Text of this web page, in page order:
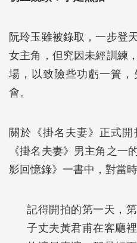
阮玲玉雖被錄取，一步登
女主角，但究因未經訓練
場，以致險些功虧一簣
會。
關於《掛名夫妻》正式
《掛名夫妻》男主角之一
影回憶錄》一書中，對當
記得開拍的第一天，
子丈夫黃君甫在客廳